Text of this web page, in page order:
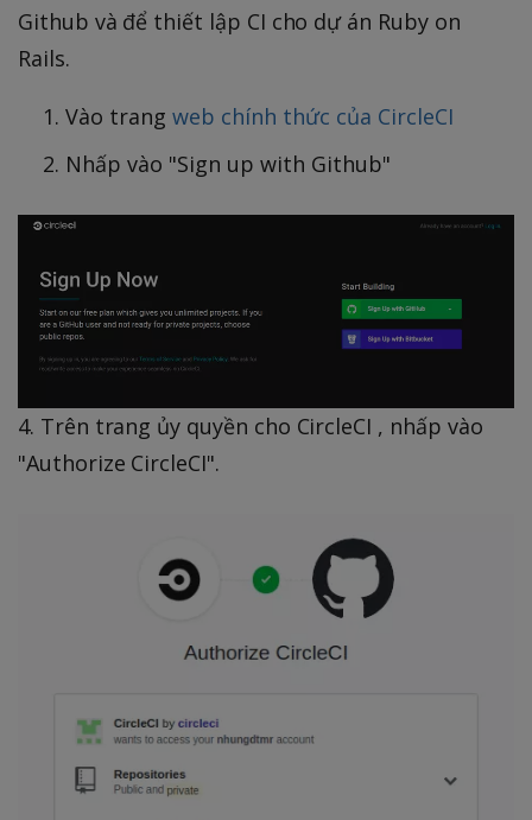
Github và để thiết lập CI cho dự án Ruby on
Rails.
Vào trang web chính thức của CircleCI
Nhấp vào "Sign up with Github"
4. Trên trang ủy quyền cho CircleCI , nhấp vào
"Authorize CircleCI".